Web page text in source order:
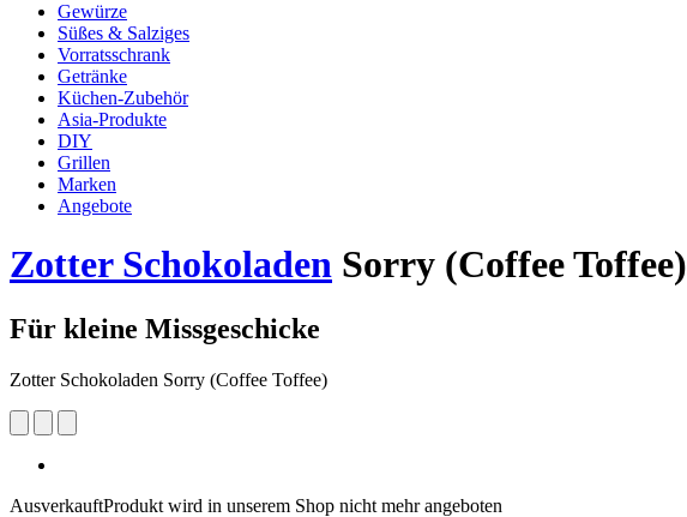
Gewürze
Süßes & Salziges
Vorratsschrank
Getränke
Küchen-Zubehör
Asia-Produkte
DIY
Grillen
Marken
Angebote
Zotter Schokoladen Sorry (Coffee Toffee)
Für kleine Missgeschicke
Zotter Schokoladen Sorry (Coffee Toffee)
AusverkauftProdukt wird in unserem Shop nicht mehr angeboten